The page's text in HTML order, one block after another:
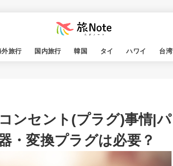
外旅行 国内旅行 韓国 タイ ハワイ 台湾
ンセント(プラグ)事情|パ
・変換プラグは必要？